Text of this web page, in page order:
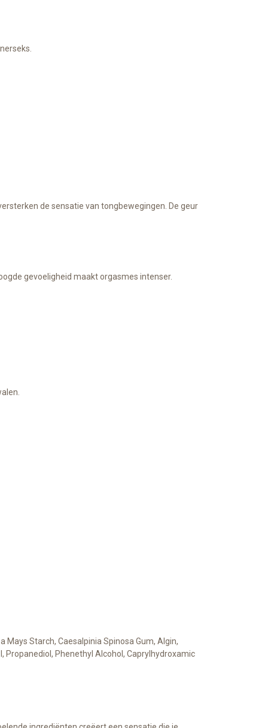
de sensatie van tongbewegingen. De geur
gevoeligheid maakt orgasmes intenser.
Mays Starch, Caesalpinia Spinosa Gum, Algin,
Propanediol, Phenethyl Alcohol, Caprylhydroxamic